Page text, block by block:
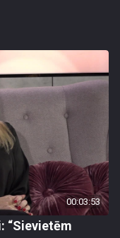
00:03:53
“Sievietēm